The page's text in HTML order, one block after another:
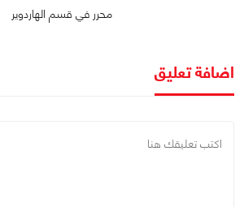
محرر في قسم الهاردوير
اضافة تعليق